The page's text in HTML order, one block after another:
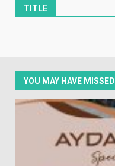
TITLE
YOU MAY HAVE MISSED